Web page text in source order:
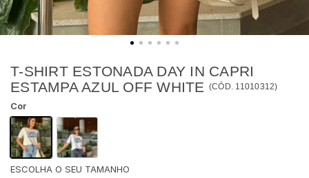
T-SHIRT ESTONADA DAY IN CAPRI
ESTAMPA AZUL OFF WHITE (CÓD. 11010312)
Cor